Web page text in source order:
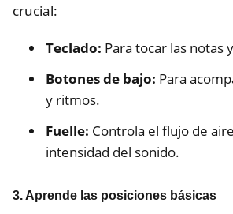
crucial:
Teclado: Para tocar las notas
Botones de bajo: Para
y ritmos.
Fuelle: Controla el flujo de
intensidad del sonido.
3. Aprende las posiciones básicas